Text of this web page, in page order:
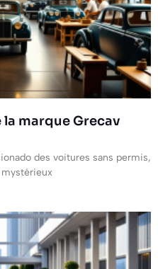
marque Grecav
des voitures sans permis,